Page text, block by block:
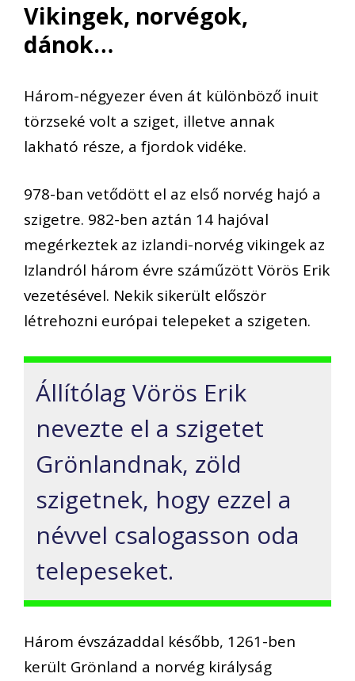
Vikingek, norvégok,
dánok…
Három-négyezer éven át különböző inuit
törzseké volt a sziget, illetve annak
lakható része, a fjordok vidéke.
978-ban vetődött el az első norvég hajó a
szigetre. 982-ben aztán 14 hajóval
megérkeztek az izlandi-norvég vikingek az
Izlandról három évre száműzött Vörös Erik
vezetésével. Nekik sikerült először
létrehozni európai telepeket a szigeten.
Állítólag Vörös Erik
nevezte el a szigetet
Grönlandnak, zöld
szigetnek, hogy ezzel a
névvel csalogasson oda
telepeseket.
Három évszázaddal később, 1261-ben
került Grönland a norvég királyság